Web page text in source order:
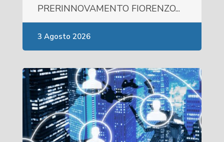
PRERINNOVAMENTO FIORENZO...
3 Agosto 2026